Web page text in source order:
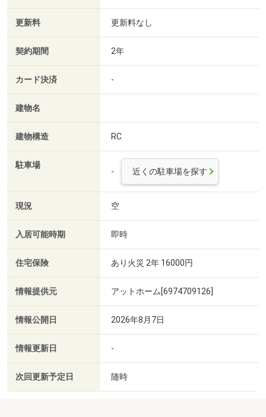
更新料 更新料なし
契約期間 2年
カード決済 -
建物名
建物構造 RC
駐車場
- 近くの駐車場を探す
現況 空
入居可能時期 即時
住宅保険 あり火災 2年 16000円
情報提供元 アットホーム[6974709126]
情報公開日 2026年8月7日
情報更新日 -
次回更新予定日 随時